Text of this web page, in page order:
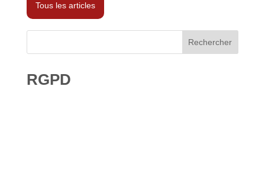
Tous les articles
Rechercher
RGPD